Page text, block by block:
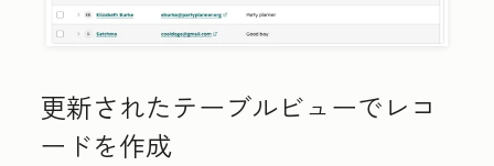
更新されたテーブルビューでレコ
ードを作成